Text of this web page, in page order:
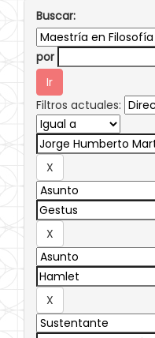
Buscar:
por
Filtros actuales: